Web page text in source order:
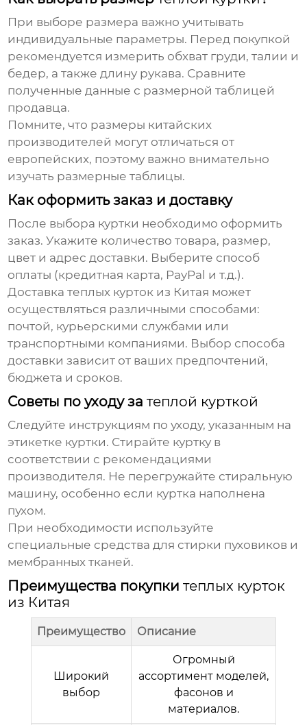
При выборе размера важно учитывать
индивидуальные параметры. Перед покупкой
рекомендуется измерить обхват груди, талии и
бедер, а также длину рукава. Сравните
полученные данные с размерной таблицей
продавца.
Помните, что размеры китайских
производителей могут отличаться от
европейских, поэтому важно внимательно
изучать размерные таблицы.
Как оформить заказ и доставку
После выбора куртки необходимо оформить
заказ. Укажите количество товара, размер,
цвет и адрес доставки. Выберите способ
оплаты (кредитная карта, PayPal и т.д.).
Доставкатеплых курток из Китая может
осуществляться различными способами:
почтой, курьерскими службами или
транспортными компаниями. Выбор способа
доставки зависит от ваших предпочтений,
бюджета и сроков.
Советы по уходу затеплой курткой
Следуйте инструкциям по уходу, указанным на
этикетке куртки. Стирайте куртку в
соответствии с рекомендациями
производителя. Не перегружайте стиральную
машину, особенно если куртка наполнена
пухом.
При необходимости используйте
специальные средства для стирки пуховиков и
мембранных тканей.
Преимущества покупкитеплых курток
из Китая
Преимущество Описание
Широкий
выбор
Огромный
ассортимент моделей,
фасонов и
материалов.